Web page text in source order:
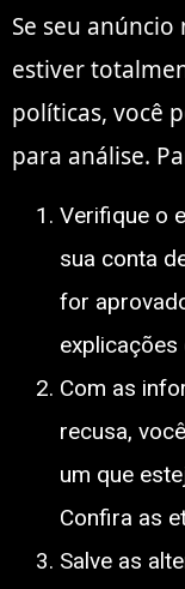
Se seu
estiver
políticas, você
para análise.
Verifique o
sua conta
for
explicações
Com as
recusa,
um que
Confira as
Salve as